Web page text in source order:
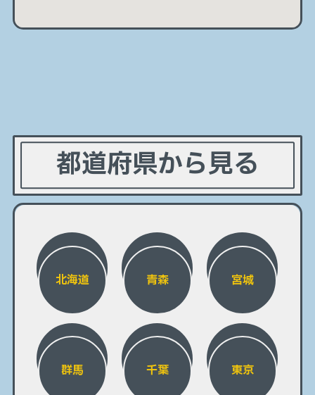
都道府県から見る
北海道 青森 宮城
群馬 千葉 東京